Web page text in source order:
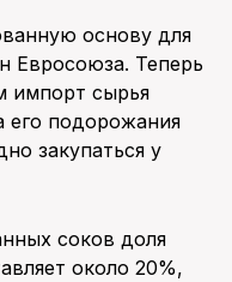
основу для
Евросоюза. Теперь
импорт сырья
его подорожания
закупаться у
соков доля
около 20%,